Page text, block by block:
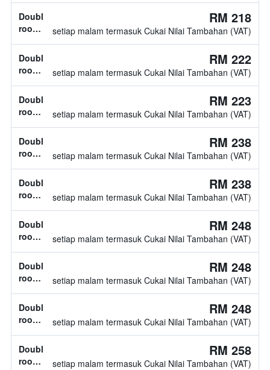
katil
double
Double
room,
katil
tidak
diketahui
RM 218
setiap malam termasuk Cukai Nilai Tambahan (VAT)
Double
room,
katil
tidak
diketahui
RM 222
setiap malam termasuk Cukai Nilai Tambahan (VAT)
Double
room,
katil
tidak
diketahui
RM 223
setiap malam termasuk Cukai Nilai Tambahan (VAT)
Double
room,
katil
tidak
diketahui
RM 238
setiap malam termasuk Cukai Nilai Tambahan (VAT)
Double
room,
katil
tidak
diketahui
RM 238
setiap malam termasuk Cukai Nilai Tambahan (VAT)
Double
room,
katil
tidak
diketahui
RM 248
setiap malam termasuk Cukai Nilai Tambahan (VAT)
Double
room,
katil
tidak
diketahui
RM 248
setiap malam termasuk Cukai Nilai Tambahan (VAT)
Double
room,
katil
tidak
diketahui
RM 248
setiap malam termasuk Cukai Nilai Tambahan (VAT)
Double
room,
RM 258
setiap malam termasuk Cukai Nilai Tambahan (VAT)